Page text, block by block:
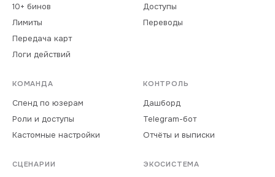
10+ бинов
Лимиты
Передача карт
Логи действий
Доступы
Переводы
КОМАНДА
Спенд по юзерам
Роли и доступы
Кастомные настройки
КОНТРОЛЬ
Дашборд
Telegram-бот
Отчёты и выписки
СЦЕНАРИИ ЭКОСИСТЕМА